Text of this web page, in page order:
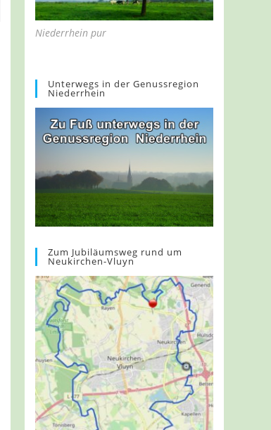
Niederrhein pur
Unterwegs in der Genussregion
Niederrhein
Zum Jubiläumsweg rund um
Neukirchen-Vluyn